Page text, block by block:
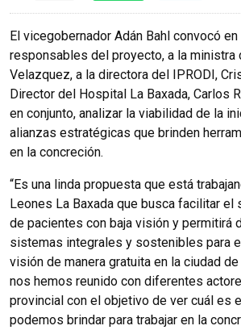
El vicegobernador Adán Bahl convocó
responsables del proyecto, a la ministra
Velazquez, a la directora del IPRODI,
Director del Hospital La Baxada, Carlos
en conjunto, analizar la viabilidad de la
alianzas estratégicas que brinden
en la concreción.
“Es una linda propuesta que está
Leones La Baxada que busca facilitar el
de pacientes con baja visión y permitirá
sistemas integrales y sostenibles para
visión de manera gratuita en la ciudad
nos hemos reunido con diferentes
provincial con el objetivo de ver cuál es
podemos brindar para trabajar en la